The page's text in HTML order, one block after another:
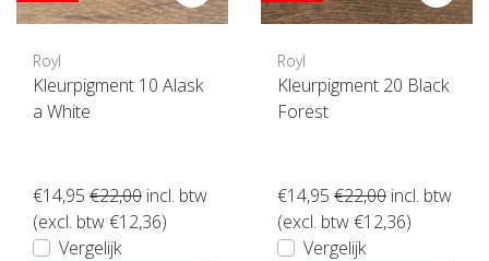
Royl
Kleurpigment 10 Alask
a White
€14,95 €22,00 incl. btw
(excl. btw €12,36)
Vergelijk
Royl
Kleurpigment 20 Black
Forest
€14,95 €22,00 incl. btw
(excl. btw €12,36)
Vergelijk